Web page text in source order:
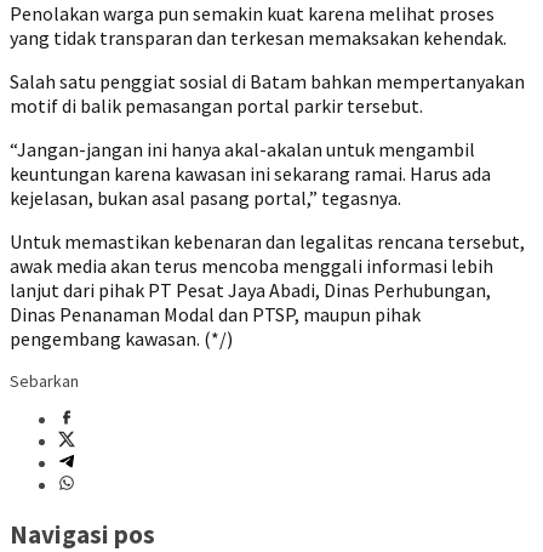
Penolakan warga pun semakin kuat karena melihat proses
yang tidak transparan dan terkesan memaksakan kehendak.
Salah satu penggiat sosial di Batam bahkan mempertanyakan
motif di balik pemasangan portal parkir tersebut.
“Jangan-jangan ini hanya akal-akalan untuk mengambil
keuntungan karena kawasan ini sekarang ramai. Harus ada
kejelasan, bukan asal pasang portal,” tegasnya.
Untuk memastikan kebenaran dan legalitas rencana tersebut,
awak media akan terus mencoba menggali informasi lebih
lanjut dari pihak PT Pesat Jaya Abadi, Dinas Perhubungan,
Dinas Penanaman Modal dan PTSP, maupun pihak
pengembang kawasan. (*/)
Sebarkan
Navigasi pos